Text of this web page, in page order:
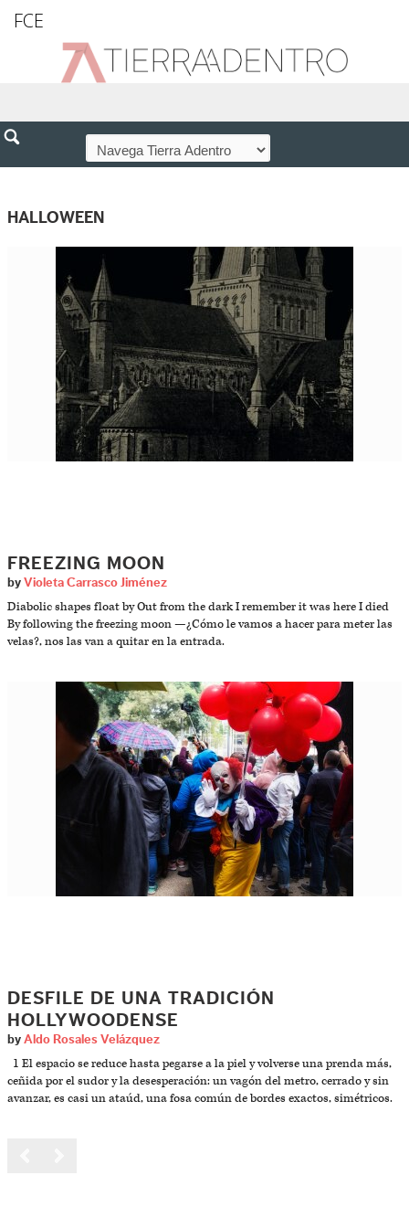
FCE
HALLOWEEN
FREEZING MOON
by Violeta Carrasco Jiménez
Diabolic shapes float by Out from the dark I remember it was here I died
By following the freezing moon —¿Cómo le vamos a hacer para meter las
velas?, nos las van a quitar en la entrada.
DESFILE DE UNA TRADICIÓN
HOLLYWOODENSE
by Aldo Rosales Velázquez
1 El espacio se reduce hasta pegarse a la piel y volverse una prenda más,
ceñida por el sudor y la desesperación: un vagón del metro, cerrado y sin
avanzar, es casi un ataúd, una fosa común de bordes exactos, simétricos.